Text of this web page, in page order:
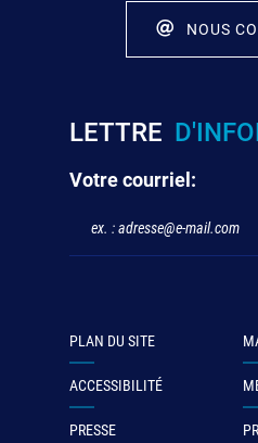
NOUS
LETTRE
Votre courriel:
PLAN DU SITE
ACCESSIBILITÉ
PRESSE